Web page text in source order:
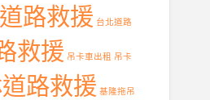
路救援 台北道路
救援 吊卡車出租 吊卡
路救援 基隆拖吊